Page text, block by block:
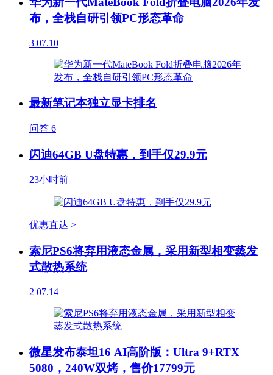
布，全栈自研引领PC形态革命
3 07.10
最新笔记本独立显卡排名
问答 6
闪迪64GB U盘特惠，到手仅29.9元
23小时前
优惠直达 >
索尼PS6将弃用液态金属，采用新型相变蒸发
式散热系统
2 07.14
微星发布泰坦16 AI高阶版：Ultra 9+RTX
5080，240W双烤，售价17799元